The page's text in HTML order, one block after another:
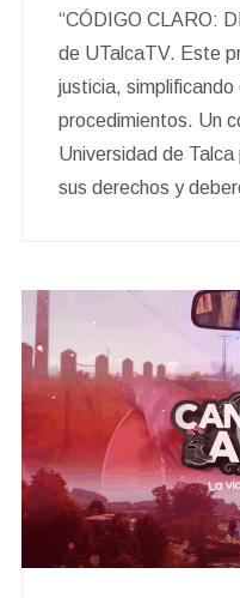
“CÓDIGO CLARO:
de UTalcaTV. Este
justicia, simplificando
procedimientos. Un
Universidad de
sus derechos y